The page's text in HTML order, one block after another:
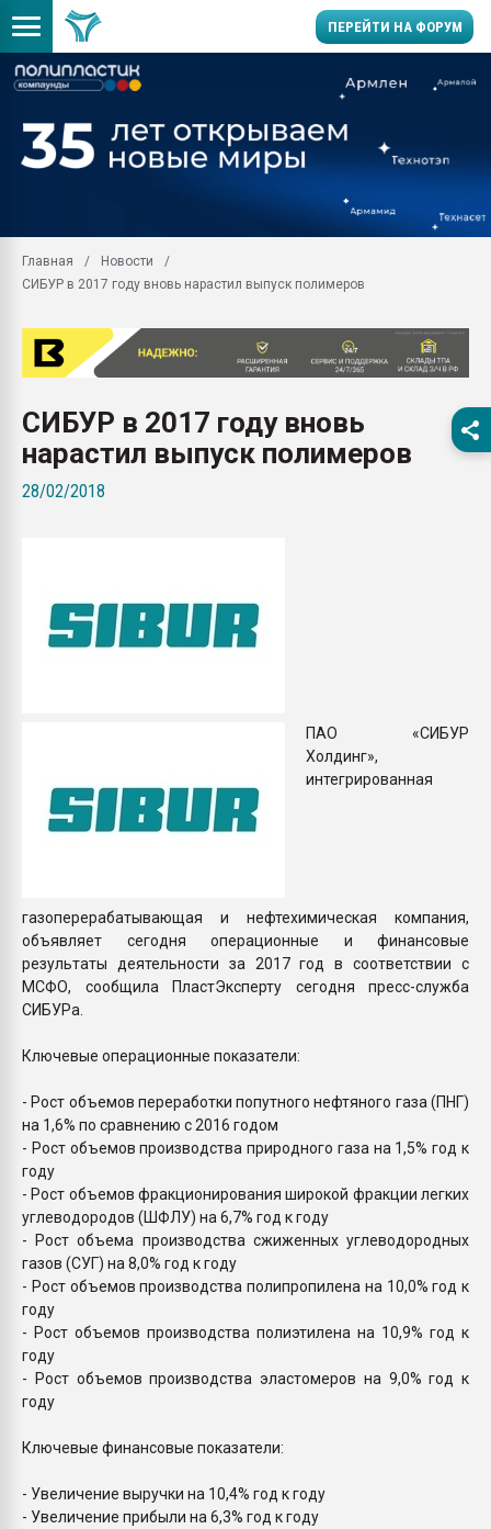
ПЕРЕЙТИ НА ФОРУМ
производство SPC
заводу пластмасс"
Подмосковье, Москва
28.07.2026
пластмасс
28.07.2026
ситуацией на
Главная
Новости
СИБУР в 2017 году вновь нарастил выпуск полимеров
СИБУР в 2017 году вновь
нарастил выпуск полимеров
28/02/2018
ПАО «СИБУР
Холдинг»,
интегрированная
газоперерабатывающая и нефтехимическая компания,
объявляет сегодня операционные и финансовые
результаты деятельности за 2017 год в соответствии с
МСФО, сообщила ПластЭксперту сегодня пресс-служба
СИБУРа.
Ключевые операционные показатели:
- Рост объемов переработки попутного нефтяного газа (ПНГ)
на 1,6% по сравнению с 2016 годом
- Рост объемов производства природного газа на 1,5% год к
году
- Рост объемов фракционирования широкой фракции легких
углеводородов (ШФЛУ) на 6,7% год к году
- Рост объема производства сжиженных углеводородных
газов (СУГ) на 8,0% год к году
- Рост объемов производства полипропилена на 10,0% год к
году
- Рост объемов производства полиэтилена на 10,9% год к
году
- Рост объемов производства эластомеров на 9,0% год к
году
Ключевые финансовые показатели:
- Увеличение выручки на 10,4% год к году
- Увеличение прибыли на 6,3% год к году